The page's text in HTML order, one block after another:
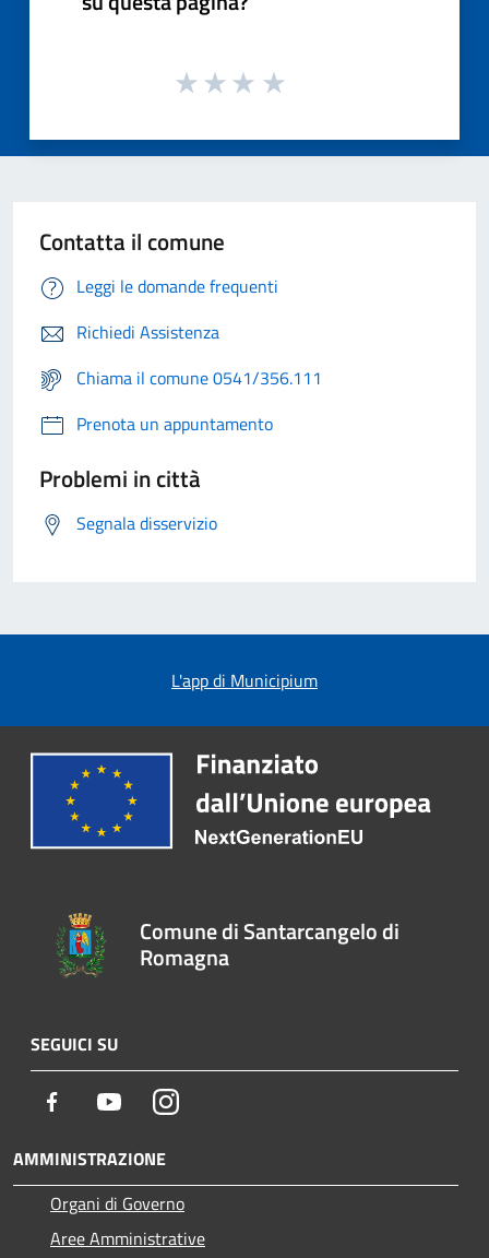
Contatta il comune
Leggi le domande frequenti
Richiedi Assistenza
Chiama il comune 0541/356.111
Prenota un appuntamento
Problemi in città
Segnala disservizio
L'app di Municipium
Comune di Santarcangelo di
Romagna
SEGUICI SU
Facebook YoutubeInstagram
AMMINISTRAZIONE
Organi di Governo
Aree Amministrative